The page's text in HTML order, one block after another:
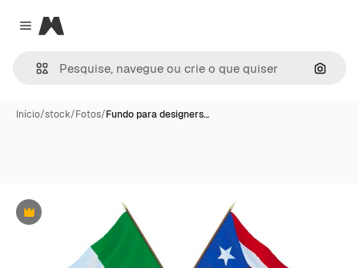
Close menu
Magnific
Início/stock/Fotos/Fundo para designers…
Premium